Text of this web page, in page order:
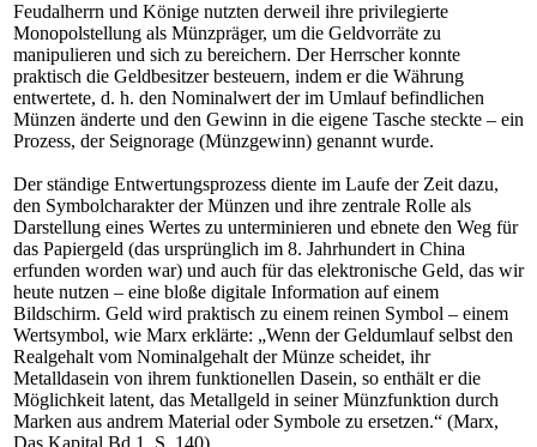
Feudalherrn und Könige nutzten derweil ihre privilegierte
Monopolstellung als Münzpräger, um die Geldvorräte zu
manipulieren und sich zu bereichern. Der Herrscher konnte
praktisch die Geldbesitzer besteuern, indem er die Währung
entwertete, d. h. den Nominalwert der im Umlauf befindlichen
Münzen änderte und den Gewinn in die eigene Tasche steckte – ein
Prozess, der Seignorage (Münzgewinn) genannt wurde.
Der ständige Entwertungsprozess diente im Laufe der Zeit dazu,
den Symbolcharakter der Münzen und ihre zentrale Rolle als
Darstellung eines Wertes zu unterminieren und ebnete den Weg für
das Papiergeld (das ursprünglich im 8. Jahrhundert in China
erfunden worden war) und auch für das elektronische Geld, das wir
heute nutzen – eine bloße digitale Information auf einem
Bildschirm. Geld wird praktisch zu einem reinen Symbol – einem
Wertsymbol, wie Marx erklärte: „Wenn der Geldumlauf selbst den
Realgehalt vom Nominalgehalt der Münze scheidet, ihr
Metalldasein von ihrem funktionellen Dasein, so enthält er die
Möglichkeit latent, das Metallgeld in seiner Münzfunktion durch
Marken aus andrem Material oder Symbole zu ersetzen.“ (Marx,
Das Kapital Bd.1, S. 140)